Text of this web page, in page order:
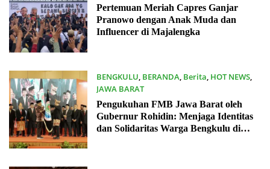
23/12/2023
Pertemuan Meriah Capres Ganjar
Pranowo dengan Anak Muda dan
Influencer di Majalengka
BENGKULU, BERANDA, Berita, HOT NEWS,
JAWA BARAT
17/12/2023
Pengukuhan FMB Jawa Barat oleh
Gubernur Rohidin: Menjaga Identitas
dan Solidaritas Warga Bengkulu di